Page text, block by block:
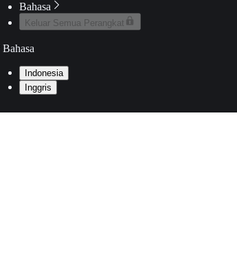
Bahasa
Keluar Semua Perangkat
Bahasa
Indonesia
Inggris